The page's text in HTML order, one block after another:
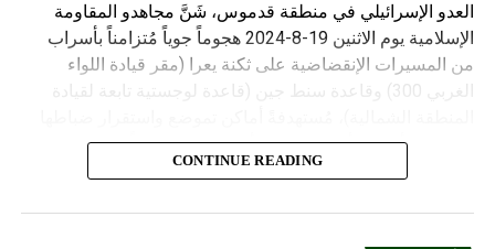
العدو الإسرائيلي في منطقة قدموس، شَنَّ مجاهدو المقاومة
الإسلامية يوم الاثنين 19-8-2024 هجوماً جوياً مُتزامناً بأسراب
من المسيرات الإنقضاضية على ثكنة يعرا (مقر قيادة اللواء
الغربي 300) وقاعدة سنط جين (قاعدة لوجستية تابعة لقيادة
وجنودها وأصابت أهدافها بدقة وأوقعت فيهم عدداً من القتلى
CONTINUE READING